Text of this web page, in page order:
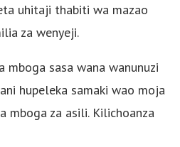
uhitaji thabiti wa mazao
za wenyeji.
sasa wana wanunuzi
hupeleka samaki wao moja
mboga za asili. Kilichoanza